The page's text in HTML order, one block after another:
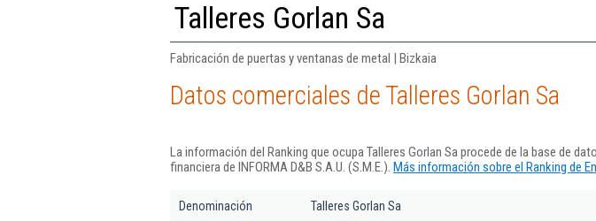
Talleres Gorlan Sa
Fabricación de puertas y ventanas de metal | Bizkaia
Datos comerciales de Talleres Gorlan Sa
La información del Ranking que ocupa Talleres Gorlan Sa procede de la base de
financiera de INFORMA D&B S.A.U. (S.M.E.). Más información sobre el Ranking de
Denominación Talleres Gorlan Sa